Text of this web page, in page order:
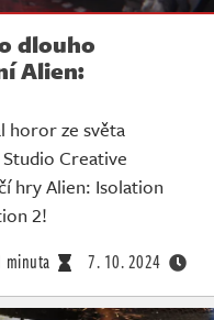
dlouho
Alien:
horor ze světa
Creative
hry Alien: Isolation
2!
minuta 7. 10. 2024